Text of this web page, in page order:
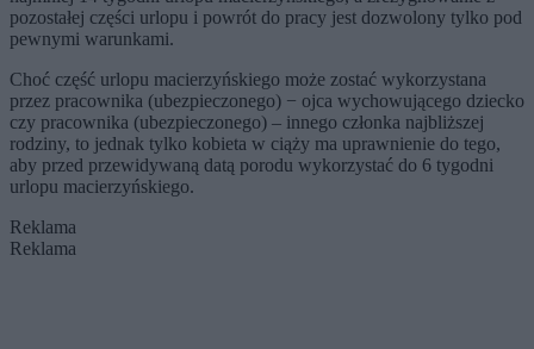
pozostałej części urlopu i powrót do pracy jest dozwolony tylko pod
pewnymi warunkami.
Choć część urlopu macierzyńskiego może zostać wykorzystana
przez pracownika (ubezpieczonego) − ojca wychowującego dziecko
czy pracownika (ubezpieczonego) – innego członka najbliższej
rodziny, to jednak tylko kobieta w ciąży ma uprawnienie do tego,
aby przed przewidywaną datą porodu wykorzystać do 6 tygodni
urlopu macierzyńskiego.
Reklama
Reklama